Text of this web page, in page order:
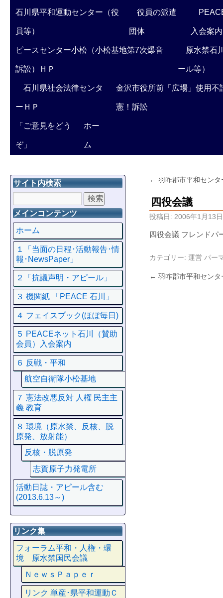
石川県平和運動センター（役
員等）
役員の派遣
団体 入会案内
ピースセンター小松（小松基地第7次爆音
訴訟）ＨＰ
原水禁石
ール等）
石川県社会法律センタ
ーＨＰ
金沢市役所前「広場」使用不
憲！訴訟
「ご意見をどう
ぞ」
ホー
ム
← 羽咋郡市平和センタ
四役会議
投稿日: 2006年1月13日
四役会議 フレンドパ
カテゴリー: 運営 パー
← 羽咋郡市平和センタ
サイト内検索
メインコンテンツ
ホーム
１「当面の日程･活動報告･情
報･NewsPaper」
２「抗議声明・アピール」
３ 機関紙 「PEACE 石川」
４ フェイスプック(ほぼ毎日)
５ PEACEネット石川（賛助
会員）入会案内
６ 反戦・平和
航空自衛隊小松基地
７ 憲法改悪反対 人権 民主主
義 教育
８ 環境（原水禁、反核、脱
原発、放射能）
反核・脱原発
志賀原子力発電所
活動日誌・アピール含む
(2013.6.13～)
リンク集
フォーラム平和・人権・環
境 原水禁国民会議
ＮｅｗｓＰａｐｅｒ
リンク 単産･県平和運動Ｃ